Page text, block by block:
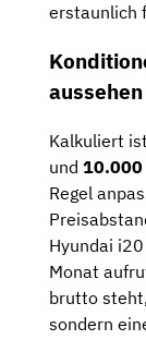
erstaunlich
Kalkuliert
und 10.000
Regel
Hyundai
Monat
brutto
sondern